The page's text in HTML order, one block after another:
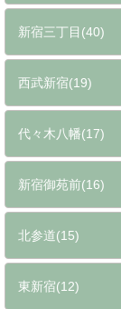
新宿三丁目(40)
西武新宿(19)
代々木八幡(17)
新宿御苑前(16)
北参道(15)
東新宿(12)